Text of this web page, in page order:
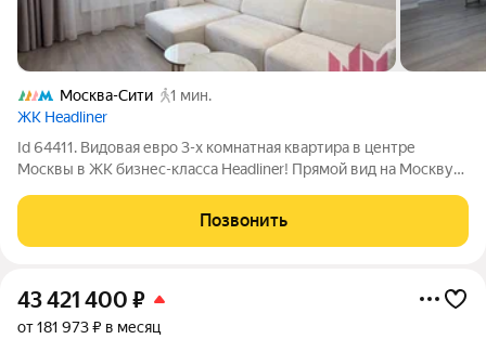
Москва-Сити
1 мин.
ЖК Headliner
Id 64411. Видовая евро 3-х комнатная квартира в центре
Москвы в ЖК бизнес-класса Headliner! Прямой вид на Москву-
41-этажного монолитного дома. Общая площадь квартиры
83,75 кв. м, жилая площадь
Позвонить
43 421 400 ₽
от 181 973 ₽ в месяц